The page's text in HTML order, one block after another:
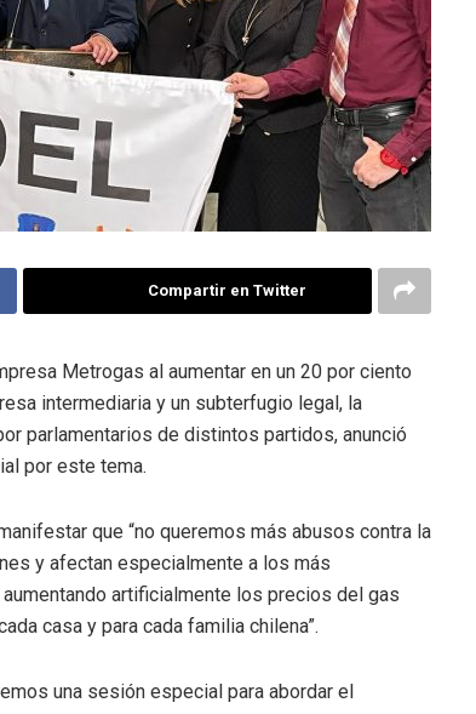
Compartir en Twitter
Metrogas al aumentar en un 20 por ciento
intermediaria y un subterfugio legal, la
parlamentarios de distintos partidos, anunció
por este tema.
que “no queremos más abusos contra la
y afectan especialmente a los más
artificialmente los precios del gas
casa y para cada familia chilena”.
una sesión especial para abordar el